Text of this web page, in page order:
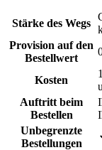
Stärke des Wegs
Provision auf den
Bestellwert
Kosten
Auftritt beim
Bestellen
Unbegrenzte
Bestellungen